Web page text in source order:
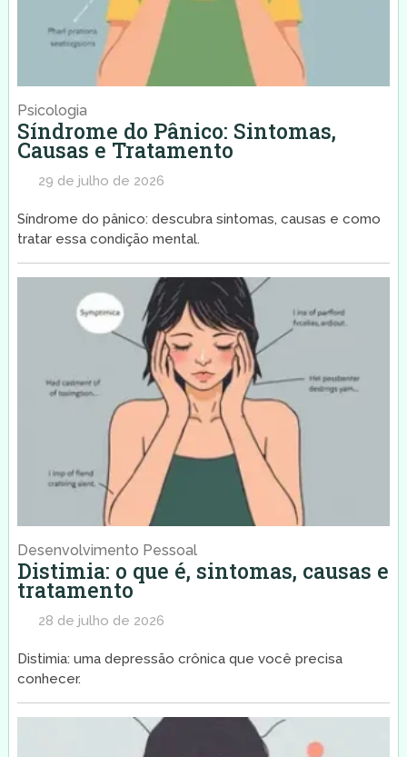
Psicologia
Síndrome do Pânico: Sintomas,
Causas e Tratamento
29 de julho de 2026
Síndrome do pânico: descubra sintomas, causas e como
tratar essa condição mental.
Desenvolvimento Pessoal
Distimia: o que é, sintomas, causas e
tratamento
28 de julho de 2026
Distimia: uma depressão crônica que você precisa
conhecer.